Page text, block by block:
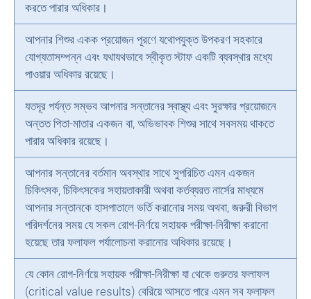
করতে পারার অধিকার।
আপনার শিশুর একক প্রয়োজন পূরণে যথোপযুক্ত উপকরণ সহকারে
যোগ্যতাসম্পন্ন এবং যথাযথভাবে স্বীকৃত স্টাফ একটি ব্যবস্থার মধ্যে
পাওয়ার অধিকার রয়েছে।
যতদূর পর্যন্ত সম্ভব আপনার সন্তানের স্বাস্থ্য এবং সুরক্ষার প্রয়োজনে
অন্তত পিতা-মাতার একজন বা, অভিভাবক শিশুর সাথে সবসময় থাকতে
পারার অধিকার রয়েছে।
আপনার সন্তানের বর্তমান অবস্থার সাথে সুপরিচিত এমন একজন
চিকিৎসক, চিকিৎসকের সহায়তাকারী অথবা কর্তব্যরত নার্সের মাধ্যমে
আপনার সন্তানকে হাসপাতালে ভর্তি করানোর সময় অথবা, জরুরী বিভাগ
পরিদর্শনের সময় যে সকল রোগ-নির্ণয়ে সহায়ক পরীক্ষা-নিরীক্ষা করানো
হয়েছে তার ফলাফল পর্যালোচনা করানোর অধিকার রয়েছে।
যে কোন রোগ-নির্ণয়ে সহায়ক পরীক্ষা-নিরীক্ষা যা থেকে গুরুতর ফলাফল
(critical value results) বেরিয়ে আসতে পারে এমন সব ফলাফল